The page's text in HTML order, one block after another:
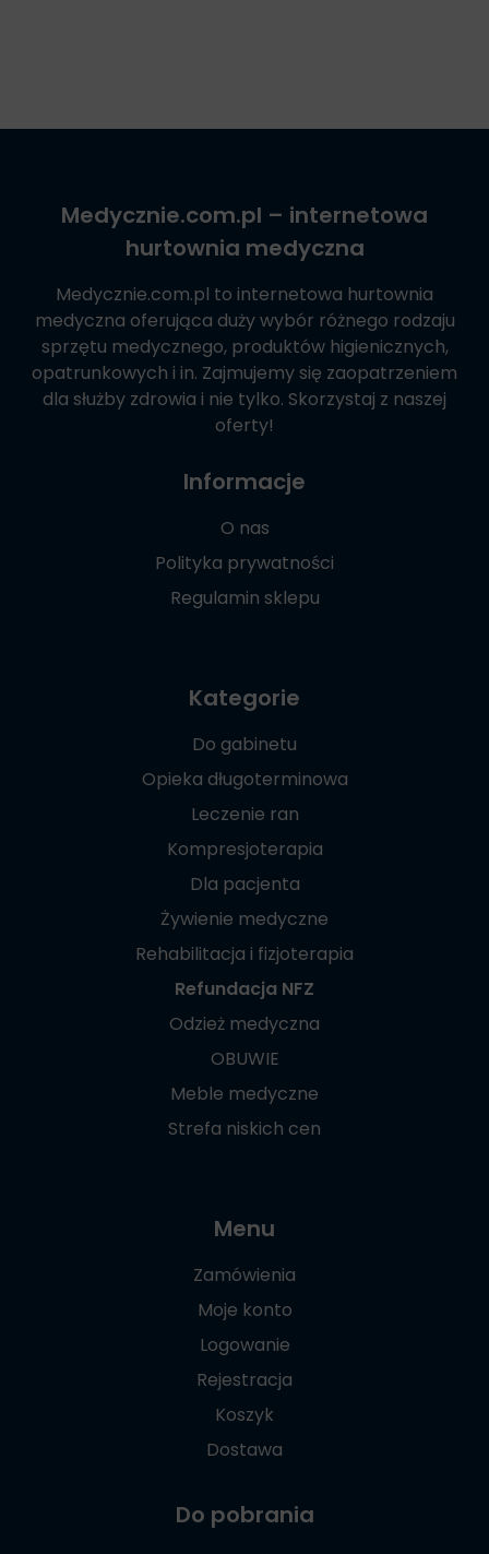
Medycznie.com.pl – internetowa
hurtownia medyczna
Medycznie.com.pl to internetowa hurtownia
medyczna oferująca duży wybór różnego rodzaju
sprzętu medycznego, produktów higienicznych,
opatrunkowych i in. Zajmujemy się zaopatrzeniem
dla służby zdrowia i nie tylko. Skorzystaj z naszej
oferty!
Informacje
O nas
Polityka prywatności
Regulamin sklepu
Kategorie
Do gabinetu
Opieka długoterminowa
Leczenie ran
Kompresjoterapia
Dla pacjenta
Żywienie medyczne
Rehabilitacja i fizjoterapia
Refundacja NFZ
Odzież medyczna
OBUWIE
Meble medyczne
Strefa niskich cen
Menu
Zamówienia
Moje konto
Logowanie
Rejestracja
Koszyk
Dostawa
Do pobrania